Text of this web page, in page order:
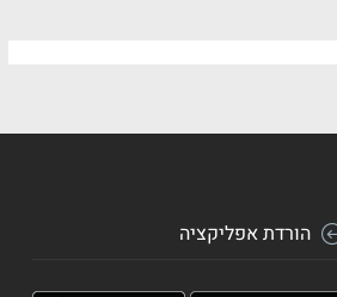
הורדת אפליקציה